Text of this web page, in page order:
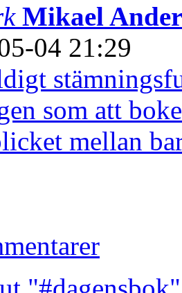
Mikael
04 21:29
som att
mellan